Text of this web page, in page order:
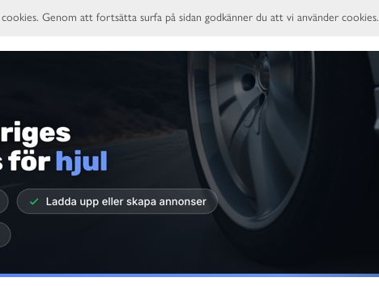
cookies. Genom att fortsätta surfa på sidan godkänner du att vi använder cookies.